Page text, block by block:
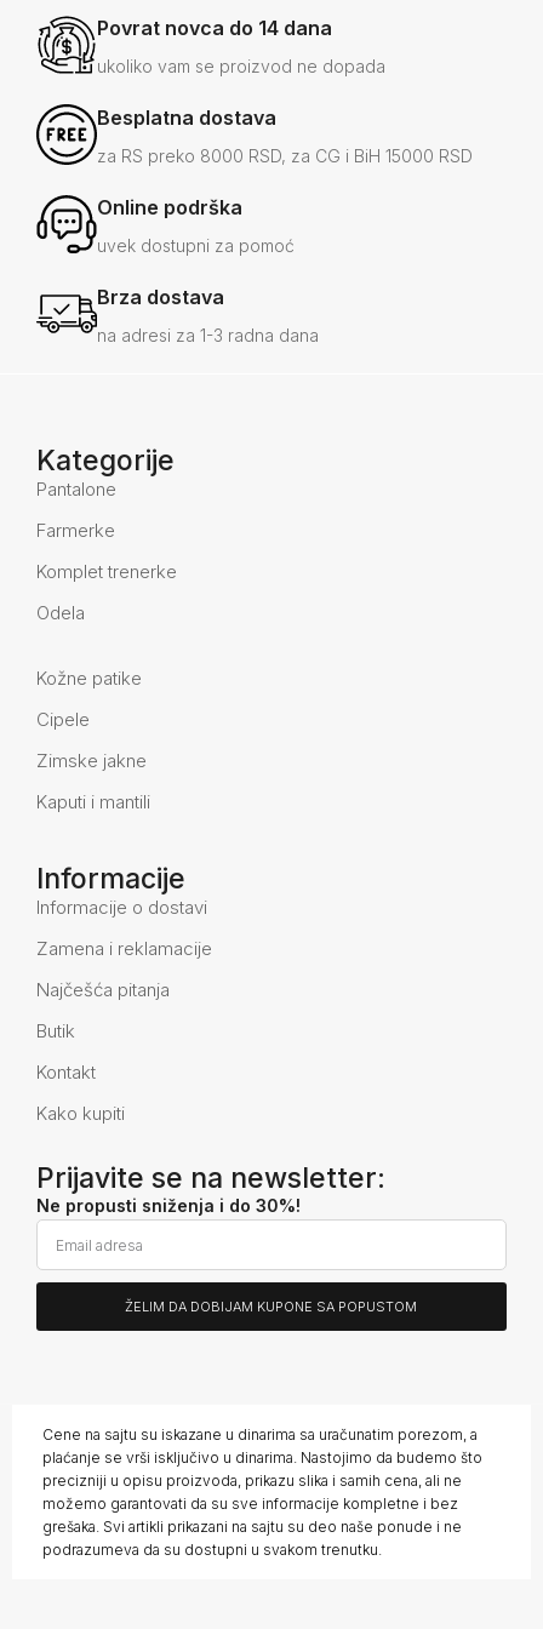
Povrat novca do 14 dana
ukoliko vam se proizvod ne dopada
Besplatna dostava
za RS preko 8000 RSD, za CG i BiH 15000 RSD
Online podrška
uvek dostupni za pomoć
Brza dostava
na adresi za 1-3 radna dana
Kategorije
Pantalone
Farmerke
Komplet trenerke
Odela
Kožne patike
Cipele
Zimske jakne
Kaputi i mantili
Informacije
Informacije o dostavi
Zamena i reklamacije
Najčešća pitanja
Butik
Kontakt
Kako kupiti
Prijavite se na newsletter:
Ne propusti sniženja i do 30%!
ŽELIM DA DOBIJAM KUPONE SA POPUSTOM
Cene na sajtu su iskazane u dinarima sa uračunatim porezom, a
plaćanje se vrši isključivo u dinarima. Nastojimo da budemo što
precizniji u opisu proizvoda, prikazu slika i samih cena, ali ne
možemo garantovati da su sve informacije kompletne i bez
grešaka. Svi artikli prikazani na sajtu su deo naše ponude i ne
podrazumeva da su dostupni u svakom trenutku.